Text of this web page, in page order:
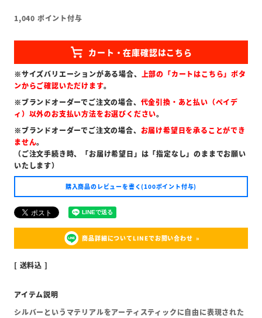
1,040 ポイント付与
※サイズバリエーションがある場合、 上部の「カートはこちら」ボタ
ンからご確認いただけます。
※ブランドオーダーでご注文の場合、 代金引換・あと払い（ペイデ
ィ）以外のお支払い方法をお選びください。
※ブランドオーダーでご注文の場合、 お届け希望日を承ることができ
ません。
（ご注文手続き時、「お届け希望日」は「指定なし」のままでお願い
いたします）
購入商品のレビューを書く(100ポイント付与)
商品詳細についてLINEでお問い合わせ
送料込
シルバーというマテリアルをアーティスティックに自由に表現された